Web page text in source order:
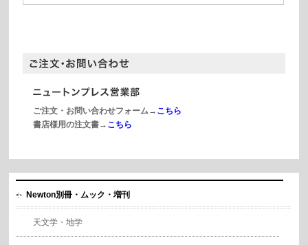
ご注文・お問い合わせフォーム→ こちら
書店様用の注文書→ こちら
Newton別冊・ムック・増刊
天文学・地学